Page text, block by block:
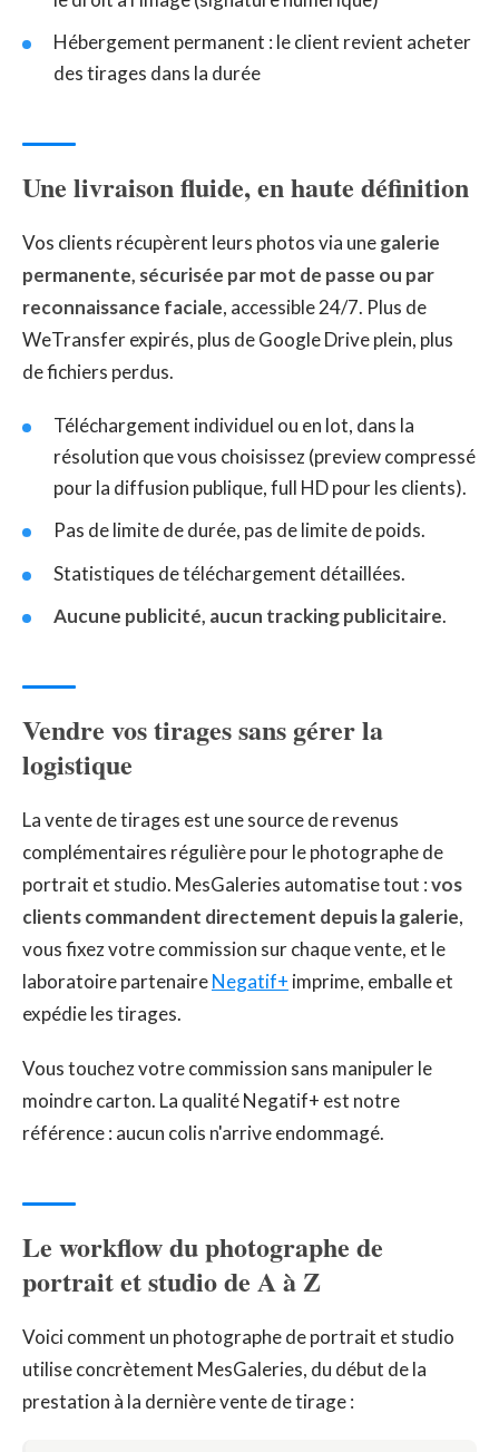
Hébergement permanent : le client revient acheter
des tirages dans la durée
Une livraison fluide, en haute définition
Vos clients récupèrent leurs photos via unegalerie
permanente, sécurisée par mot de passe ou par
reconnaissance faciale, accessible 24/7. Plus de
WeTransfer expirés, plus de Google Drive plein, plus
de fichiers perdus.
Téléchargement individuel ou en lot, dans la
résolution que vous choisissez (preview compressé
pour la diffusion publique, full HD pour les clients).
Pas de limite de durée, pas de limite de poids.
Statistiques de téléchargement détaillées.
Aucune publicité, aucun tracking publicitaire.
Vendre vos tirages sans gérer la
logistique
La vente de tirages est une source de revenus
complémentaires régulière pour le photographe de
portrait et studio. MesGaleries automatise tout :vos
clients commandent directement depuis la galerie,
vous fixez votre commission sur chaque vente, et le
laboratoire partenaireNegatif+ imprime, emballe et
expédie les tirages.
Vous touchez votre commission sans manipuler le
moindre carton. La qualité Negatif+ est notre
référence : aucun colis n'arrive endommagé.
Le workflow du photographe de
portrait et studio de A à Z
Voici comment un photographe de portrait et studio
utilise concrètement MesGaleries, du début de la
prestation à la dernière vente de tirage :